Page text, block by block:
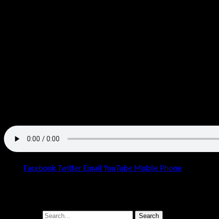
Facebook Twitter Email YouTube Mobile Phone
Search